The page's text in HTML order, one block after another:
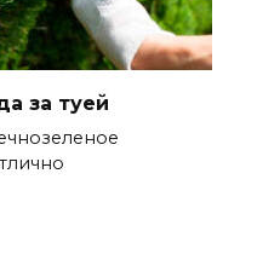
за туей